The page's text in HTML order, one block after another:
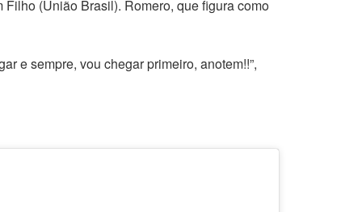
(União Brasil). Romero, que figura como
e sempre, vou chegar primeiro, anotem!!”,